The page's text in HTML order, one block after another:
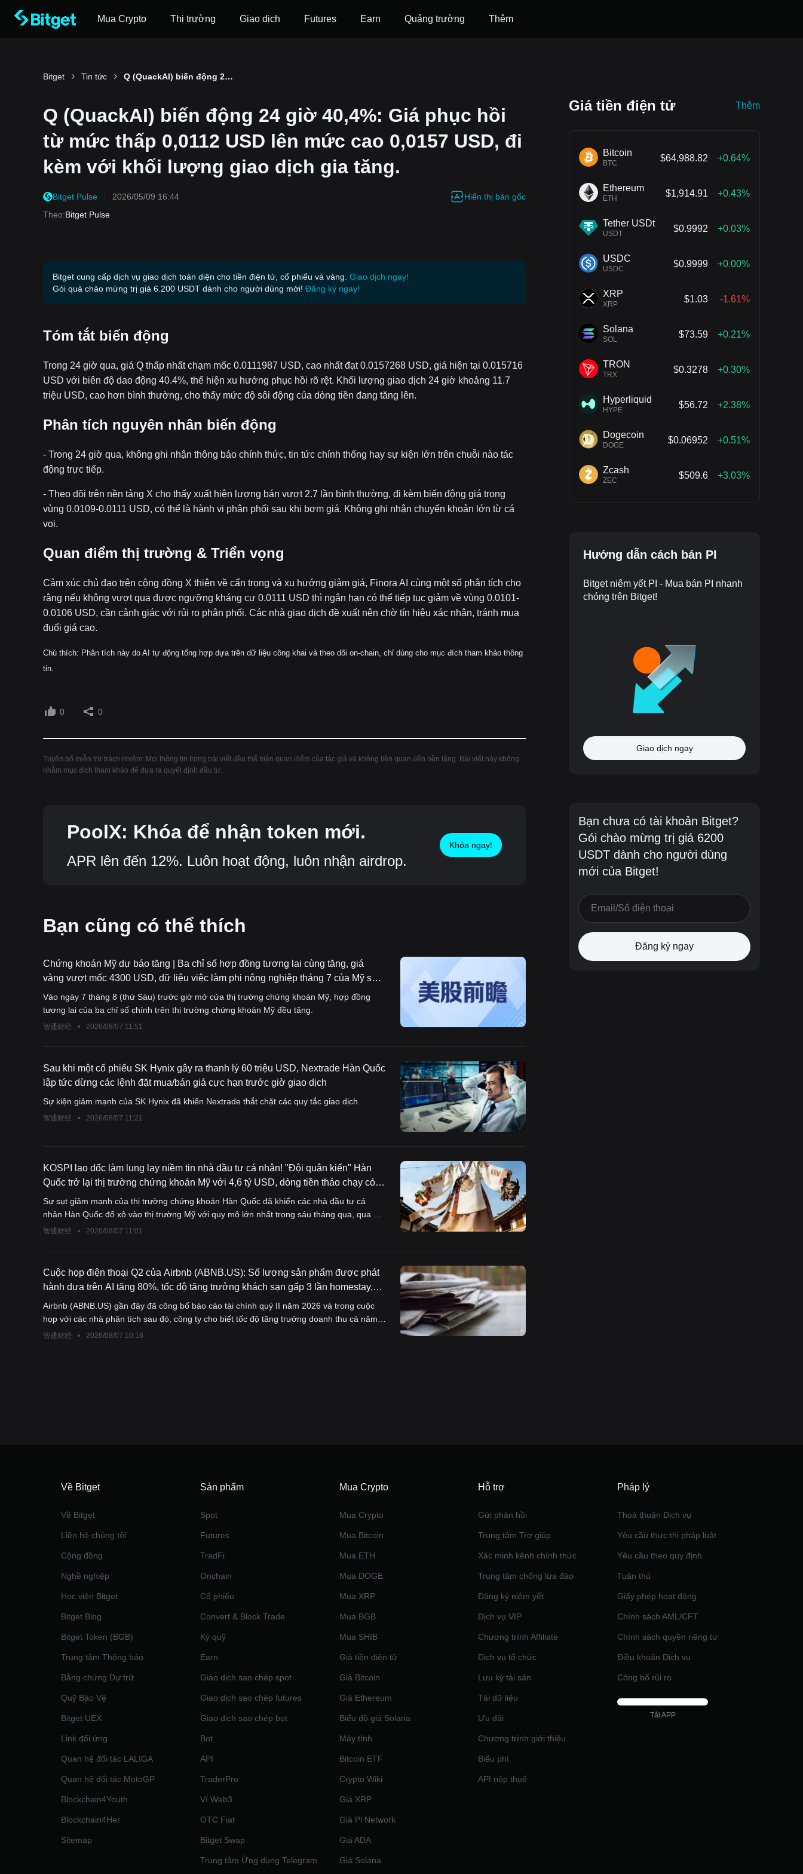
Mua Crypto Thị trường Giao dịch Futures ‌Earn Quảng trường Thêm
Bitget Tin tức Q (QuackAI) biến động 24 giờ 40,4%: Giá phục hồi từ mức thấp 0,0112 USD lên mức cao 0,0157 USD, đi kèm với khối lượng giao dịch gia tăng.
Q (QuackAI) biến động 24 giờ 40,4%: Giá phục hồi
từ mức thấp 0,0112 USD lên mức cao 0,0157 USD, đi
kèm với khối lượng giao dịch gia tăng.
Bitget Pulse 2026/05/09 16:44
Hiển thị bản gốc
Theo:Bitget Pulse
Bitget cung cấp dịch vụ giao dịch toàn diện cho tiền điện tử, cổ phiếu và vàng. Giao dịch ngay!
Gói quà chào mừng trị giá 6.200 USDT dành cho người dùng mới! Đăng ký ngay!
Tóm tắt biến động
Trong 24 giờ qua, giá Q thấp nhất chạm mốc 0.0111987 USD, cao nhất đạt 0.0157268 USD, giá hiện tại 0.015716
USD với biên độ dao động 40.4%, thể hiện xu hướng phục hồi rõ rệt. Khối lượng giao dịch 24 giờ khoảng 11.7
triệu USD, cao hơn bình thường, cho thấy mức độ sôi động của dòng tiền đang tăng lên.
Phân tích nguyên nhân biến động
- Trong 24 giờ qua, không ghi nhận thông báo chính thức, tin tức chính thống hay sự kiện lớn trên chuỗi nào tác
động trực tiếp.
- Theo dõi trên nền tảng X cho thấy xuất hiện lượng bán vượt 2.7 lần bình thường, đi kèm biến động giá trong
vùng 0.0109-0.0111 USD, có thể là hành vi phân phối sau khi bơm giá. Không ghi nhận chuyển khoản lớn từ cá
voi.
Quan điểm thị trường & Triển vọng
Cảm xúc chủ đạo trên cộng đồng X thiên về cẩn trọng và xu hướng giảm giá, Finora AI cùng một số phân tích cho
rằng nếu không vượt qua được ngưỡng kháng cự 0.0111 USD thì ngắn hạn có thể tiếp tục giảm về vùng 0.0101-
0.0106 USD, cần cảnh giác với rủi ro phân phối. Các nhà giao dịch đề xuất nên chờ tín hiệu xác nhận, tránh mua
đuổi giá cao.
Chú thích: Phân tích này do AI tự động tổng hợp dựa trên dữ liệu công khai và theo dõi on-chain, chỉ dùng cho mục đích tham khảo thông
tin.
0 0
Tuyên bố miễn trừ trách nhiệm: Mọi thông tin trong bài viết đều thể hiện quan điểm của tác giả và không liên quan đến nền tảng. Bài viết này không
nhằm mục đích tham khảo để đưa ra quyết định đầu tư.
PoolX: Khóa để nhận token mới.
APR lên đến 12%. Luôn hoạt động, luôn nhận airdrop.
Khóa ngay!
Bạn cũng có thể thích
Chứng khoán Mỹ dự báo tăng | Ba chỉ số hợp đồng tương lai cùng tăng, giá
vàng vượt mốc 4300 USD, dữ liệu việc làm phi nông nghiệp tháng 7 của Mỹ sắp
được công bố
Vào ngày 7 tháng 8 (thứ Sáu) trước giờ mở cửa thị trường chứng khoán Mỹ, hợp đồng
tương lai của ba chỉ số chính trên thị trường chứng khoán Mỹ đều tăng.
智通财经 • 2026/08/07 11:51
Sau khi một cổ phiếu SK Hynix gây ra thanh lý 60 triệu USD, Nextrade Hàn Quốc
lập tức dừng các lệnh đặt mua/bán giá cực hạn trước giờ giao dịch
Sự kiện giảm mạnh của SK Hynix đã khiến Nextrade thắt chặt các quy tắc giao dịch.
智通财经 • 2026/08/07 11:21
KOSPI lao dốc làm lung lay niềm tin nhà đầu tư cá nhân! "Đội quân kiến" Hàn
Quốc trở lại thị trường chứng khoán Mỹ với 4,6 tỷ USD, dòng tiền tháo chạy có
thể gây áp lực lên won Hàn thêm lần nữa
Sự sụt giảm mạnh của thị trường chứng khoán Hàn Quốc đã khiến các nhà đầu tư cá
nhân Hàn Quốc đổ xô vào thị trường Mỹ với quy mô lớn nhất trong sáu tháng qua, qua đó
làm gia tăng trở lại áp lực rủi ro kéo dài đối với đồng won.
智通财经 • 2026/08/07 11:01
Cuộc họp điện thoại Q2 của Airbnb (ABNB.US): Số lượng sản phẩm được phát
hành dựa trên AI tăng 80%, tốc độ tăng trưởng khách sạn gấp 3 lần homestay,
mạnh mẽ nâng cao hướng dẫn.
Airbnb (ABNB.US) gần đây đã công bố báo cáo tài chính quý II năm 2026 và trong cuộc
họp với các nhà phân tích sau đó, công ty cho biết tốc độ tăng trưởng doanh thu cả năm
dự kiến sẽ tăng lên ít nhất hai con số, tức trên 15%.
智通财经 • 2026/08/07 10:16
Giá tiền điện tử Thêm
Bitcoin
BTC
$64,988.82 +0.64%
Ethereum
ETH
$1,914.91 +0.43%
Tether USDt
USDT
$0.9992 +0.03%
USDC
USDC
$0.9999 +0.00%
XRP
XRP
$1.03 -1.61%
Solana
SOL
$73.59 +0.21%
TRON
TRX
$0.3278 +0.30%
Hyperliquid
HYPE
$56.72 +2.38%
Dogecoin
DOGE
$0.06952 +0.51%
Zcash
ZEC
$509.6 +3.03%
Hướng dẫn cách bán PI
Bitget niêm yết PI - Mua bán PI nhanh
chóng trên Bitget!
Giao dịch ngay
Bạn chưa có tài khoản Bitget?
Gói chào mừng trị giá 6200
USDT dành cho người dùng
mới của Bitget!
Đăng ký ngay
Về Bitget
Về Bitget
Liên hệ chúng tôi
Cộng đồng
Nghề nghiệp
Học viện Bitget
Bitget Blog
Bitget Token (BGB)
Trung tâm Thông báo
Bằng chứng Dự trữ
Quỹ Bảo Vệ
Bitget UEX
Link đối ứng
Quan hệ đối tác LALIGA
Quan hệ đối tác MotoGP
Blockchain4Youth
Blockchain4Her
Sitemap
Sản phẩm
Spot
Futures
TradFi
Onchain
Cổ phiếu
Convert & Block Trade
Ký quỹ
‌Earn
Giao dịch sao chép spot
Giao dịch sao chép futures
Giao dịch sao chép bot
Bot
API
TraderPro
Ví Web3
OTC Fiat
Bitget Swap
Trung tâm Ứng dụng Telegram
Mua Crypto
Mua Crypto
Mua Bitcoin
Mua ETH
Mua DOGE
Mua XRP
Mua BGB
Mua SHIB
Giá tiền điện tử
Giá Bitcoin
Giá Ethereum
Biểu đồ giá Solana
Máy tính
Bitcoin ETF
Crypto Wiki
Giá XRP
Giá Pi Network
Giá ADA
Giá Solana
Hỗ trợ
Gửi phản hồi
Trung tâm Trợ giúp
Xác minh kênh chính thức
Trung tâm chống lừa đảo
Đăng ký niêm yết
Dịch vụ VIP
Chương trình Affiliate
Dịch vụ tổ chức
Lưu ký tài sản
Tải dữ liệu
Ưu đãi
Chương trình giới thiệu
Biểu phí
API nộp thuế
Pháp lý
Thoả thuận Dịch vụ
Yêu cầu thực thi pháp luật
Yêu cầu theo quy định
Tuân thủ
Giấy phép hoạt động
Chính sách AML/CFT
Chính sách quyền riêng tư
Điều khoản Dịch vụ
Công bố rủi ro
Tải APP